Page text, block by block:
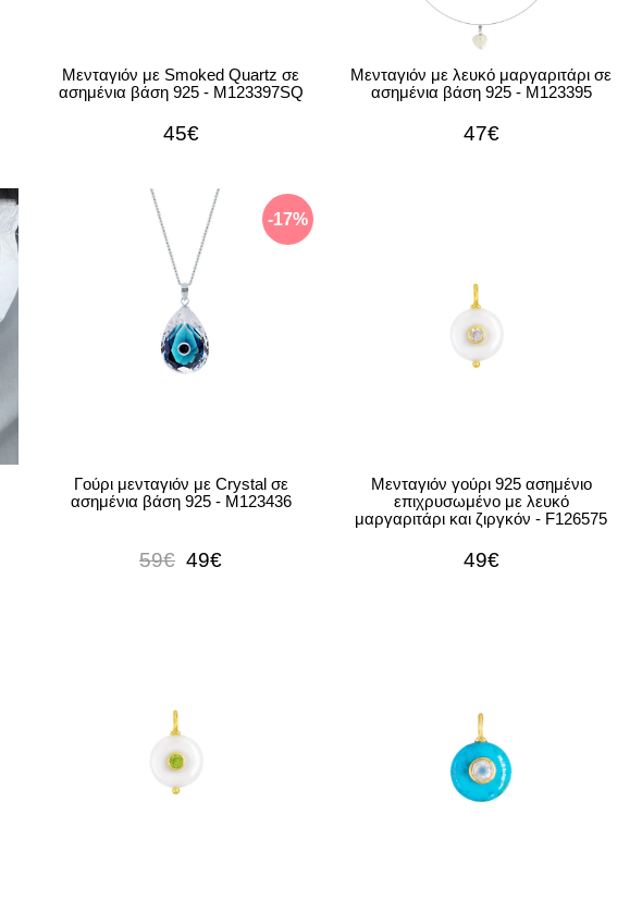
Μενταγιόν με Smoked Quartz σε
ασημένια βάση 925 - M123397SQ
45€
Μενταγιόν με λευκό μαργαριτάρι σε
ασημένια βάση 925 - M123395
47€
-17%
Γούρι μενταγιόν με Crystal σε
ασημένια βάση 925 - M123436
59€ 49€
Μενταγιόν γούρι 925 ασημένιο
επιχρυσωμένο με λευκό
μαργαριτάρι και ζιργκόν - F126575
49€